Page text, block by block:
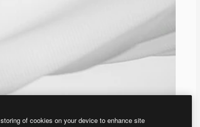
of cookies on your device to enhance site